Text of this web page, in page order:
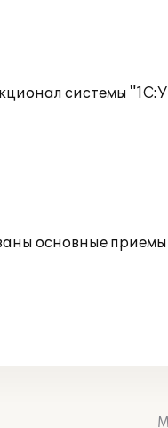
системы
основные